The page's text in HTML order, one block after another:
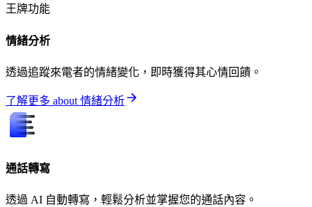
王牌功能
情緒分析
透過追蹤來電者的情緒變化，即時獲得其心情回饋。
了解更多 about 情緒分析
通話轉寫
透過 AI 自動轉寫，輕鬆分析並掌握您的通話內容。